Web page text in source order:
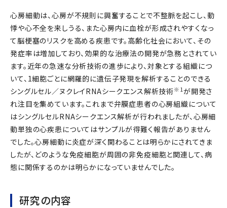
心房細動は、心房が不規則に興奮することで不整脈を起こし、動
悸や心不全を来しうる、また心房内に血栓が形成されやすくなっ
て脳梗塞のリスクを高める疾患です。高齢化社会において、その
発症率は増加しており、効果的な治療法の開発が急務とされてい
ます。近年の急速な分析技術の進歩により、対象とする組織につ
いて、1細胞ごとに網羅的に遺伝子発現を解析することのできる
シングルセル／ヌクレイRNAシークエンス解析技術※1 が開発さ
れ注目を集めています。これまで弁膜症患者の心房組織について
はシングルセルRNAシークエンス解析が行われましたが、心房細
動単独の心疾患についてはサンプルが得難く報告がありません
でした。心房細動に炎症が深く関わることは明らかにされてきま
したが、どのような免疫細胞が周囲の非免疫細胞と関連して、病
態に関係するのかは明らかになっていませんでした。
研究の内容